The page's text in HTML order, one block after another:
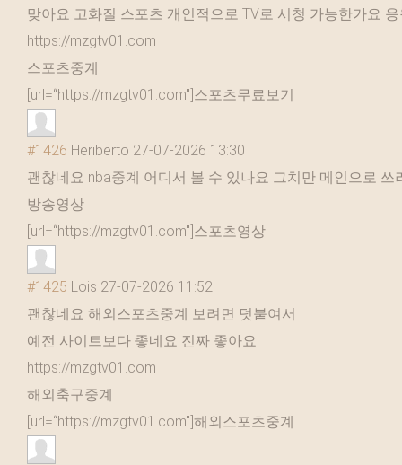
맞아요 고화질 스포츠 개인적으로 TV로 시청 가능한가요
https://mzgtv01.com
스포츠중계
[url=“https://mzgtv01.com"]스포츠무료보기
#1426 Heriberto 27-07-2026 13:30
괜찮네요 nba중계 어디서 볼 수 있나요 그치만 메인으로 쓰
방송영상
[url=“https://mzgtv01.com"]스포츠영상
#1425 Lois 27-07-2026 11:52
괜찮네요 해외스포츠중계 보려면 덧붙여서
예전 사이트보다 좋네요 진짜 좋아요
https://mzgtv01.com
해외축구중계
[url=“https://mzgtv01.com"]해외스포츠중계